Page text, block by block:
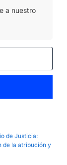
a nuestro
de Justicia:
de la atribución y